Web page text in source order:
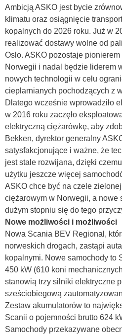
Ambicją ASKO jest bycie
klimatu oraz osiągnięcie
kopalnych do 2026 roku. Już w
realizować dostawy wolne od
Oslo. ASKO pozostaje
Norwegii i nadal będzie liderem
nowych technologii w celu
cieplarnianych pochodzących z
Dlatego wcześnie wprowadziło
w 2016 roku zaczęło
elektryczną ciężarówkę, aby
Bekken, dyrektor generalny
satysfakcjonujące i ważne, że
jest stale rozwijana, dzięki
użytku jeszcze więcej
ASKO chce być na czele
ciężarowym w Norwegii, a nowe
dużym stopniu się do tego
Nowe możliwości i możliwości
Nowa Scania BEV Regional,
norweskich drogach, zastąpi
kopalnymi. Nowe samochody to
450 kW (610 koni
stanowią trzy silniki elektryczne
sześciobiegową
Zestaw akumulatorów to
Scanii o pojemności brutto 624
Samochody przekazywane